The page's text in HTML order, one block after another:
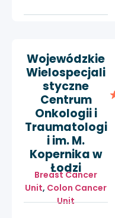
Wojewódzkie
Wielospecjali
styczne
Centrum
Onkologii i
Traumatologi
i im. M.
Kopernika w
Łodzi
Breast Cancer
Unit, Colon Cancer
Unit